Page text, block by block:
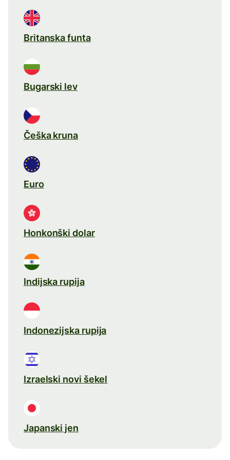
Britanska funta
Bugarski lev
Češka kruna
Euro
Honkonški dolar
Indijska rupija
Indonezijska rupija
Izraelski novi šekel
Japanski jen